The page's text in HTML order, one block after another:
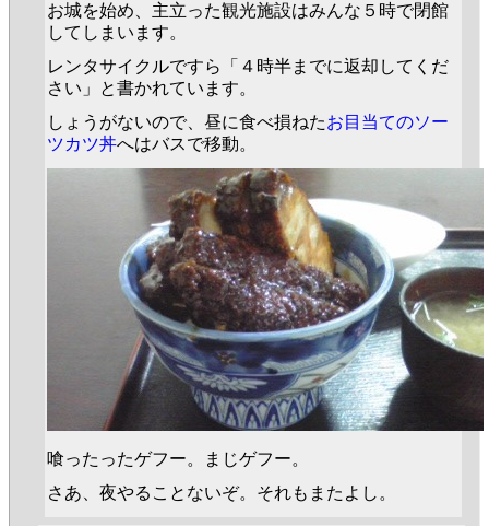
お城を始め、主立った観光施設はみんな５時で閉館
してしまいます。
レンタサイクルですら「４時半までに返却してくだ
さい」と書かれています。
しょうがないので、昼に食べ損ねたお目当てのソー
ツカツ丼へはバスで移動。
喰ったったゲフー。まじゲフー。
さあ、夜やることないぞ。それもまたよし。